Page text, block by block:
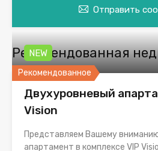
Отправить
Рекомендованная
Рекомендованное
NEW
Двухуровневый
Vision
Представляем Вашему
апартамент в комплексе VIP